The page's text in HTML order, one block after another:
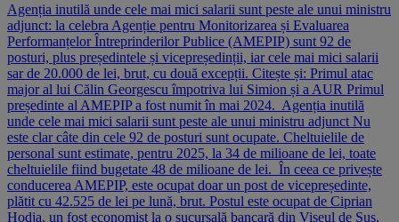
Agenția inutilă unde cele mai mici salarii sunt peste ale unui ministru
adjunct: la celebra Agenție pentru Monitorizarea și Evaluarea
Performanțelor Întreprinderilor Publice (AMEPIP) sunt 92 de
posturi, plus președintele și vicepreședinții, iar cele mai mici salarii
sar de 20.000 de lei, brut, cu două excepții. Citește și: Primul atac
major al lui Călin Georgescu împotriva lui Simion și a AUR Primul
președinte al AMEPIP a fost numit în mai 2024. Agenția inutilă
unde cele mai mici salarii sunt peste ale unui ministru adjunct Nu
este clar câte din cele 92 de posturi sunt ocupate. Cheltuielile de
personal sunt estimate, pentru 2025, la 34 de milioane de lei, toate
cheltuielile fiind bugetate 48 de milioane de lei. În ceea ce privește
conducerea AMEPIP, este ocupat doar un post de vicepreședinte,
plătit cu 42.525 de lei pe lună, brut. Postul este ocupat de Ciprian
Hodja, un fost economist la o sucursală bancară din Vișeul de Sus,